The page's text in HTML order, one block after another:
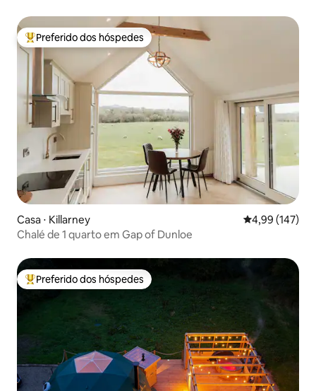
Entre os melhores preferidos dos hóspedes
Preferido dos hóspedes
Casa ⋅ Killarney 4,99 de uma
4,99 (147)
Chalé de 1 quarto em Gap of Dunloe
Entre os melhores preferidos dos hóspedes
Preferido dos hóspedes